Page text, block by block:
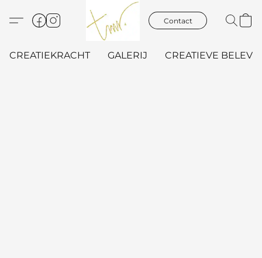
Contact
CREATIEKRACHT GALERIJ CREATIEVE